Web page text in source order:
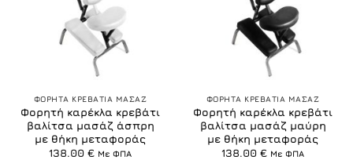
ΦΟΡΗΤΑ ΚΡΕΒΑΤΙΑ ΜΑΣΑΖ
Φορητή καρέκλα κρεβάτι
βαλίτσα μασάζ άσπρη
με θήκη μεταφοράς
138.00 € Με ΦΠΑ
ΦΟΡΗΤΑ ΚΡΕΒΑΤΙΑ ΜΑΣΑΖ
Φορητή καρέκλα κρεβάτι
βαλίτσα μασάζ μαύρη
με θήκη μεταφοράς
138.00 € Με ΦΠΑ